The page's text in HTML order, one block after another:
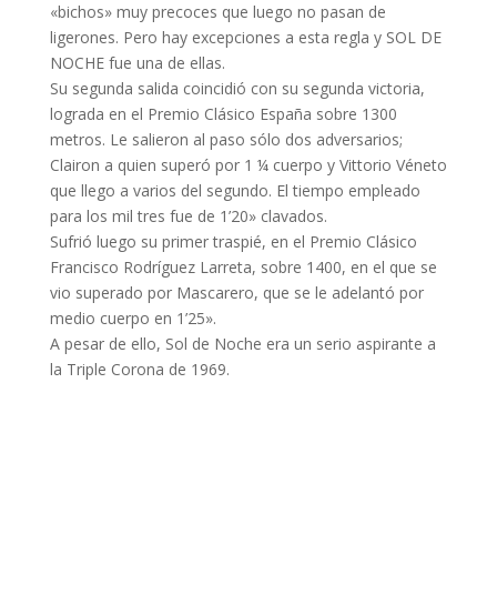
«bichos» muy precoces que luego no pasan de
ligerones. Pero hay excepciones a esta regla y SOL DE
NOCHE fue una de ellas.
Su segunda salida coincidió con su segunda victoria,
lograda en el Premio Clásico España sobre 1300
metros. Le salieron al paso sólo dos adversarios;
Clairon a quien superó por 1 ¼ cuerpo y Vittorio Véneto
que llego a varios del segundo. El tiempo empleado
para los mil tres fue de 1’20» clavados.
Sufrió luego su primer traspié, en el Premio Clásico
Francisco Rodríguez Larreta, sobre 1400, en el que se
vio superado por Mascarero, que se le adelantó por
medio cuerpo en 1’25».
A pesar de ello, Sol de Noche era un serio aspirante a
la Triple Corona de 1969.